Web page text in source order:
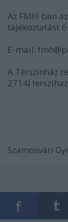
Az FMH-ban
tájékoztatást
E-mail:
A Térszínház
2714)
Szamosvári